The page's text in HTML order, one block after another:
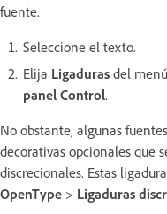
fuente.
Seleccione el texto.
Elija Ligaduras del
panel Control.
No obstante, algunas
decorativas opcionales que
discrecionales. Estas
OpenType > Ligaduras